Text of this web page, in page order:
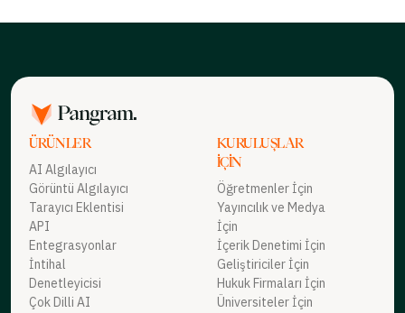
ÜRÜNLER
AI Algılayıcı
Görüntü Algılayıcı
Tarayıcı Eklentisi
API
Entegrasyonlar
İntihal
Denetleyicisi
Çok Dilli AI
KURULUŞLAR
İÇIN
Öğretmenler İçin
Yayıncılık ve Medya
İçin
İçerik Denetimi İçin
Geliştiriciler İçin
Hukuk Firmaları İçin
Üniversiteler İçin